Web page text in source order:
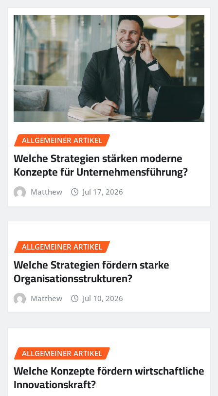
ALLGEMEINER ARTIKEL
Welche Strategien stärken moderne
Konzepte für Unternehmensführung?
Matthew Jul 17, 2026
ALLGEMEINER ARTIKEL
Welche Strategien fördern starke
Organisationsstrukturen?
Matthew Jul 10, 2026
ALLGEMEINER ARTIKEL
Welche Konzepte fördern wirtschaftliche
Innovationskraft?